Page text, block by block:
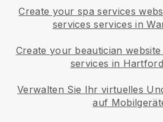
Create your spa services
services services in
Create your beautician website
services in
Verwalten Sie Ihr virtuelles
auf